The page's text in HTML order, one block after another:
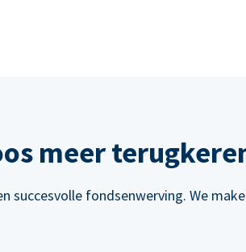
meer
succesvolle fondsenwerving. We